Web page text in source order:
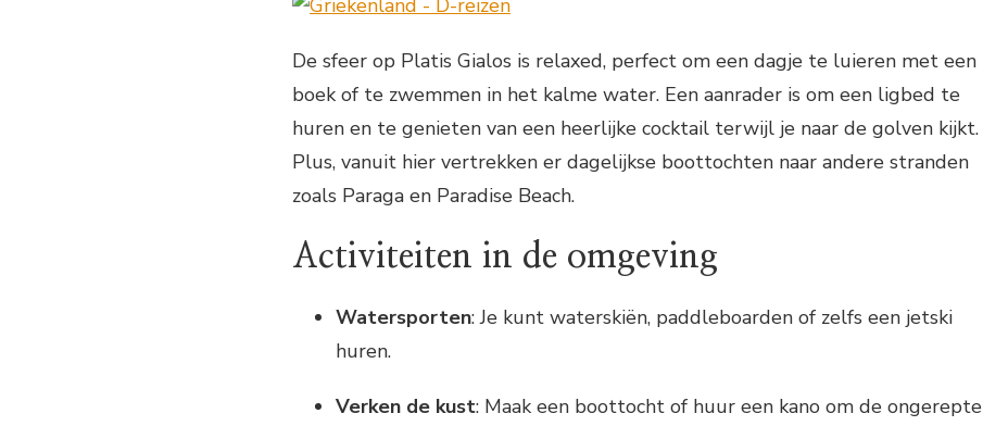
De sfeer op Platis Gialos is relaxed, perfect om een dagje te luieren met een
boek of te zwemmen in het kalme water. Een aanrader is om een ligbed te
huren en te genieten van een heerlijke cocktail terwijl je naar de golven kijkt.
Plus, vanuit hier vertrekken er dagelijkse boottochten naar andere stranden
zoals Paraga en Paradise Beach.
Activiteiten in de omgeving
Watersporten: Je kunt waterskiën, paddleboarden of zelfs een jetski
huren.
Verken de kust: Maak een boottocht of huur een kano om de ongerepte